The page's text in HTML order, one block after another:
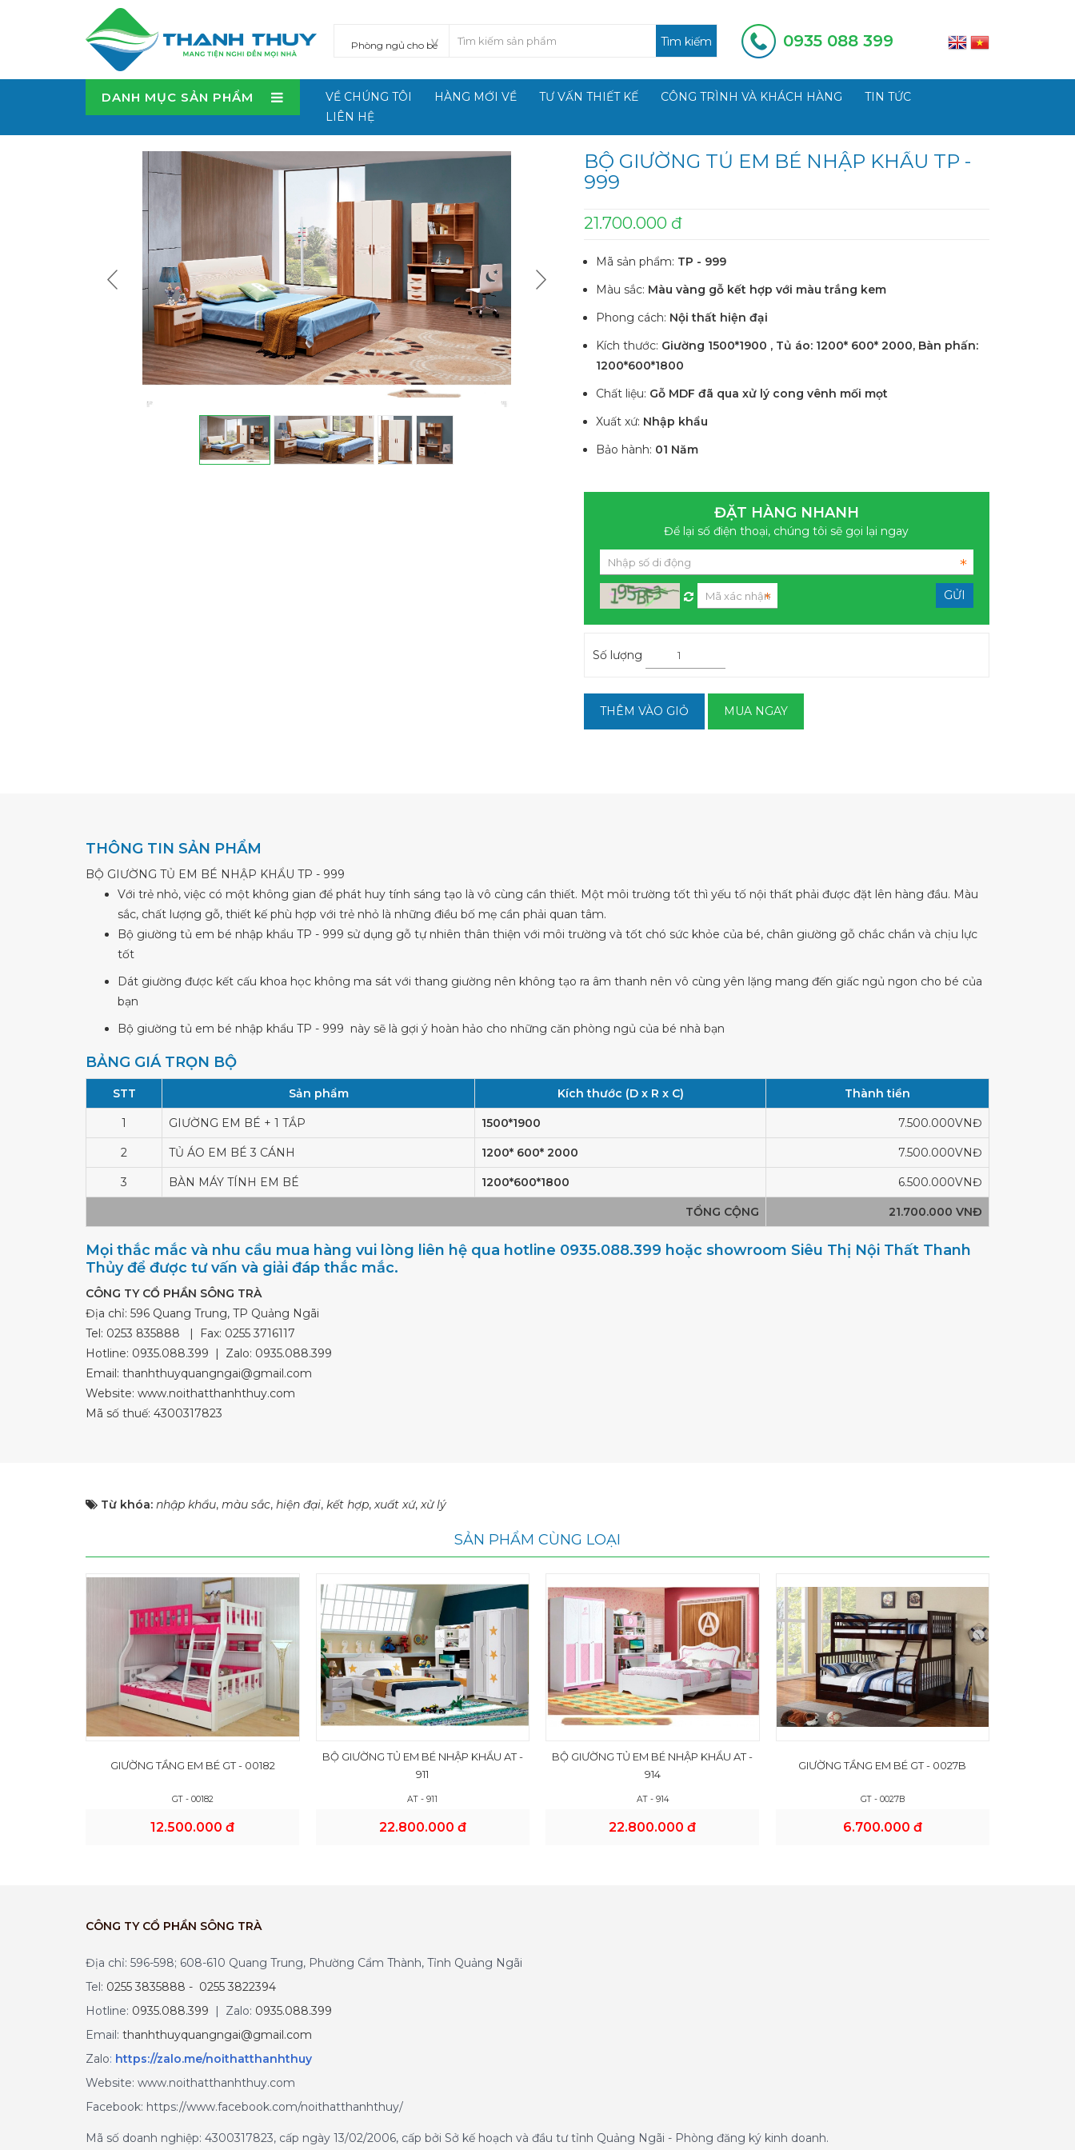
Tìm kiếm 0935 088 399
DANH MỤC SẢN PHẨM VỀ CHÚNG TÔI HÀNG MỚI VỀ TƯ VẤN THIẾT KẾ CÔNG TRÌNH VÀ KHÁCH HÀNG
TIN TỨC
LIÊN HỆ
BỘ GIƯỜNG TỦ EM BÉ NHẬP KHẨU TP -
999
21.700.000 đ
Mã sản phẩm: TP - 999
Màu sắc: Màu vàng gỗ kết hợp với màu trắng kem
Phong cách: Nội thất hiện đại
Kích thước: Giường 1500*1900 , Tủ áo: 1200* 600* 2000, Bàn phấn:
1200*600*1800
Chất liệu: Gỗ MDF đã qua xử lý cong vênh mối mọt
Xuất xứ: Nhập khẩu
Bảo hành: 01 Năm
ĐẶT HÀNG NHANH
Để lại số điện thoại, chúng tôi sẽ gọi lại ngay
Số lượng
THÊM VÀO GIỎ MUA NGAY
THÔNG TIN SẢN PHẨM
BỘ GIƯỜNG TỦ EM BÉ NHẬP KHẨU TP - 999
Với trẻ nhỏ, việc có một không gian để phát huy tính sáng tạo là vô cùng cần thiết. Một môi trường tốt thì yếu tố nội thất phải được đặt lên hàng đầu. Màu
sắc, chất lượng gỗ, thiết kế phù hợp với trẻ nhỏ là những điều bố mẹ cần phải quan tâm.
Bộ giường tủ em bé nhập khẩu TP - 999 sử dụng gỗ tự nhiên thân thiện với môi trường và tốt chó sức khỏe của bé, chân giường gỗ chắc chắn và chịu lực
tốt
Dát giường được kết cấu khoa học không ma sát với thang giường nên không tạo ra âm thanh nên vô cùng yên lặng mang đến giấc ngủ ngon cho bé của
bạn
Bộ giường tủ em bé nhập khẩu TP - 999 này sẽ là gợi ý hoàn hảo cho những căn phòng ngủ của bé nhà bạn
BẢNG GIÁ TRỌN BỘ
STT Sản phẩm Kích thước (D x R x C) Thành tiền
1 GIƯỜNG EM BÉ + 1 TẮP 1500*1900 7.500.000VNĐ
2 TỦ ÁO EM BÉ 3 CÁNH 1200* 600* 2000 7.500.000VNĐ
3 BÀN MÁY TÍNH EM BÉ 1200*600*1800 6.500.000VNĐ
TỔNG CỘNG 21.700.000 VNĐ
Mọi thắc mắc và nhu cầu mua hàng vui lòng liên hệ qua hotline 0935.088.399 hoặc showroom Siêu Thị Nội Thất Thanh
Thủy để được tư vấn và giải đáp thắc mắc.
CÔNG TY CỔ PHẦN SÔNG TRÀ
Địa chỉ: 596 Quang Trung, TP Quảng Ngãi
Tel: 0253 835888 | Fax: 0255 3716117
Hotline: 0935.088.399 | Zalo: 0935.088.399
Email: thanhthuyquangngai@gmail.com
Website: www.noithatthanhthuy.com
Mã số thuế: 4300317823
Từ khóa: nhập khẩu, màu sắc, hiện đại, kết hợp, xuất xứ, xử lý
SẢN PHẨM CÙNG LOẠI
GIƯỜNG TẦNG EM BÉ GT - 00182
GT - 00182
12.500.000 đ
BỘ GIƯỜNG TỦ EM BÉ NHẬP KHẨU AT -
911
AT - 911
22.800.000 đ
BỘ GIƯỜNG TỦ EM BÉ NHẬP KHẨU AT -
914
AT - 914
22.800.000 đ
GIƯỜNG TẦNG EM BÉ GT - 0027B
GT - 0027B
6.700.000 đ
CÔNG TY CỔ PHẦN SÔNG TRÀ
Địa chỉ: 596-598; 608-610 Quang Trung, Phường Cẩm Thành, Tỉnh Quảng Ngãi
Tel: 0255 3835888 - 0255 3822394
Hotline: 0935.088.399 | Zalo: 0935.088.399
Email: thanhthuyquangngai@gmail.com
Zalo: https://zalo.me/noithatthanhthuy
Website: www.noithatthanhthuy.com
Facebook: https://www.facebook.com/noithatthanhthuy/
Mã số doanh nghiệp: 4300317823, cấp ngày 13/02/2006, cấp bởi Sở kế hoạch và đầu tư tỉnh Quảng Ngãi - Phòng đăng ký kinh doanh.